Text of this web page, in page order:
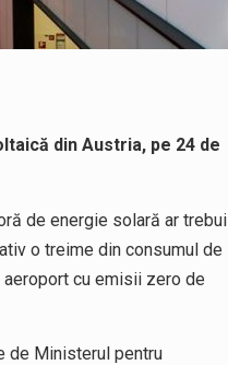
din Austria, pe 24 de
de energie solară ar trebui
o treime din consumul de
cu emisii zero de
de Ministerul pentru